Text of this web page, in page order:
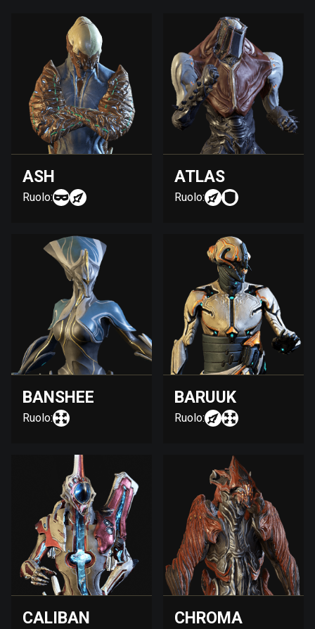
ASH
Ruolo:
ATLAS
Ruolo:
BANSHEE
Ruolo:
BARUUK
Ruolo:
CALIBAN CHROMA